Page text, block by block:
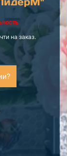
на заказ.